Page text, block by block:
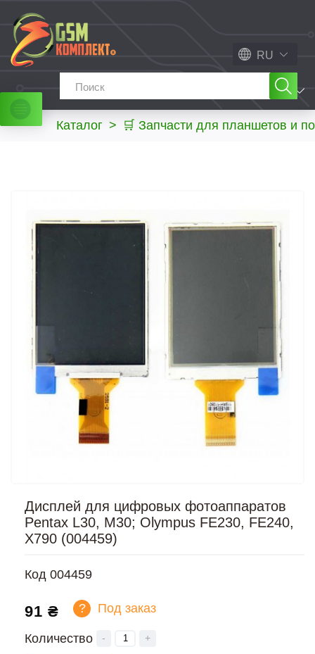
RU
МЕНЮ
Каталог > 🛒 Запчасти для планшетов и
Дисплей для цифровых фотоаппаратов
Pentax L30, M30; Olympus FE230, FE240,
X790 (004459)
Код 004459
91 ₴ ? Под заказ
Количество - +